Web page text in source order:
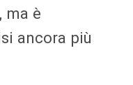
ma è
ancora più